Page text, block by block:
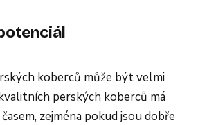
koberců může být velmi
perských koberců má
zejména pokud jsou dobře